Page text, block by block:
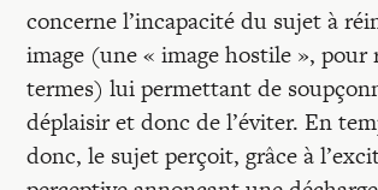
concerne l’incapacité du sujet à
image (une « image hostile », pour
termes) lui permettant de
déplaisir et donc de l’éviter. En
donc, le sujet perçoit, grâce à